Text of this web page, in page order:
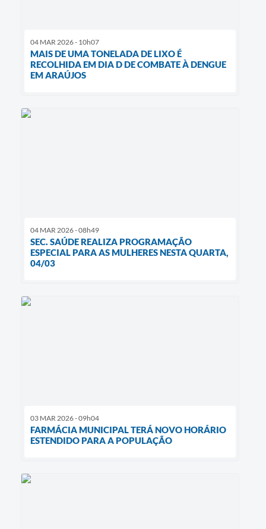
04 MAR 2026 - 10h07
MAIS DE UMA TONELADA DE LIXO É
RECOLHIDA EM DIA D DE COMBATE À DENGUE
EM ARAÚJOS
04 MAR 2026 - 08h49
SEC. SAÚDE REALIZA PROGRAMAÇÃO
ESPECIAL PARA AS MULHERES NESTA QUARTA,
04/03
03 MAR 2026 - 09h04
FARMÁCIA MUNICIPAL TERÁ NOVO HORÁRIO
ESTENDIDO PARA A POPULAÇÃO